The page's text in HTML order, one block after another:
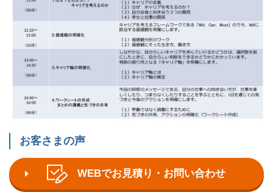
お客さまの声
WEBでお見積り・お問い合わせ